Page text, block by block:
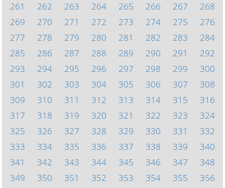
261
262 263 264 265 266 267
268
269
270 271 272 273 274 275
276
277
278 279 280 281 282 283
284
285
286 287 288 289 290 291
292
293
294 295 296 297 298 299
300
301
302 303 304 305 306 307
308
309
310 311 312 313 314 315
316
317
318 319 320 321 322 323
324
325
326 327 328 329 330 331
332
333
334 335 336 337 338 339
340
341
342 343 344 345 346 347
348
349
350 351 352 353 354 355
356